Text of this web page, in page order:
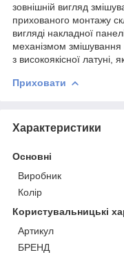
зовнішній вигляд
прихованого монтажу
вигляді накладної
механізмом
з високоякісної латуні,
Приховати
Характеристики
Основні
Виробник
Колір
Користувальницькі
Артикул
БРЕНД